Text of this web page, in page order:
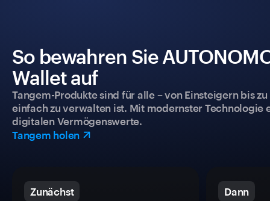
So bewahren Sie
Wallet auf
Tangem-Produkte sind für alle – von Einsteigern bis
einfach zu verwalten ist. Mit modernster
digitalen Vermögenswerte.
Tangem holen
Zunächst Dann